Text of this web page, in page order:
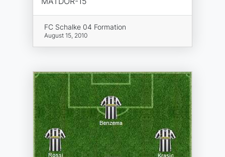
FC Schalke 04 Formation
August 15, 2010